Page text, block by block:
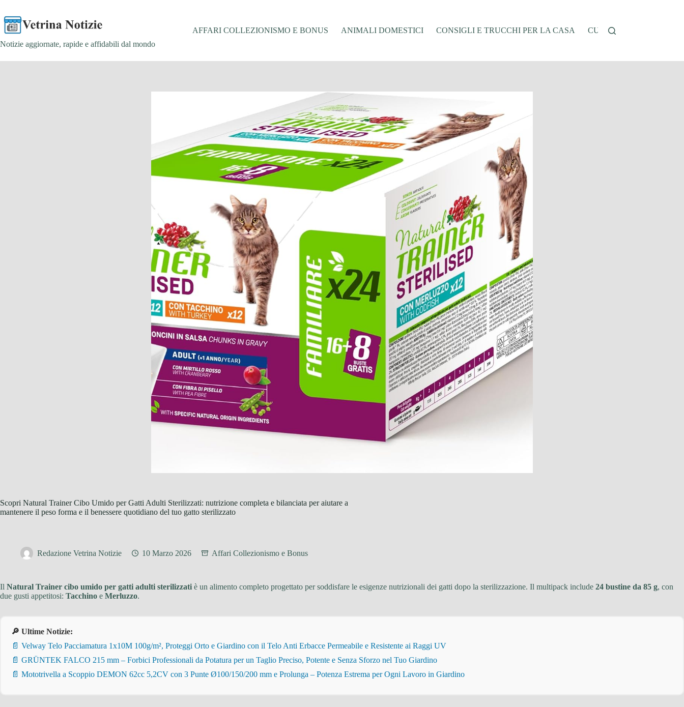
contenuto
Notizie aggiornate, rapide e affidabili dal mondo
AFFARI COLLEZIONISMO E BONUS ANIMALI DOMESTICI CONSIGLI E TRUCCHI PER LA CASA CUCINA E RICETTE
Scopri Natural Trainer Cibo Umido per Gatti Adulti Sterilizzati: nutrizione completa e bilanciata per aiutare a
mantenere il peso forma e il benessere quotidiano del tuo gatto sterilizzato
Redazione Vetrina Notizie 10 Marzo 2026 Affari Collezionismo e Bonus
Il Natural Trainer cibo umido per gatti adulti sterilizzati è un alimento completo progettato per soddisfare le esigenze nutrizionali dei gatti dopo la sterilizzazione. Il multipack include 24 bustine da 85 g, con
due gusti appetitosi: Tacchino e Merluzzo.
🔎 Ultime Notizie:
📄 Velway Telo Pacciamatura 1x10M 100g/m², Proteggi Orto e Giardino con il Telo Anti Erbacce Permeabile e Resistente ai Raggi UV
📄 GRÜNTEK FALCO 215 mm – Forbici Professionali da Potatura per un Taglio Preciso, Potente e Senza Sforzo nel Tuo Giardino
📄 Mototrivella a Scoppio DEMON 62cc 5,2CV con 3 Punte Ø100/150/200 mm e Prolunga – Potenza Estrema per Ogni Lavoro in Giardino